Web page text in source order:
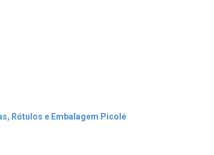
Rótulos e Embalagem Picolé